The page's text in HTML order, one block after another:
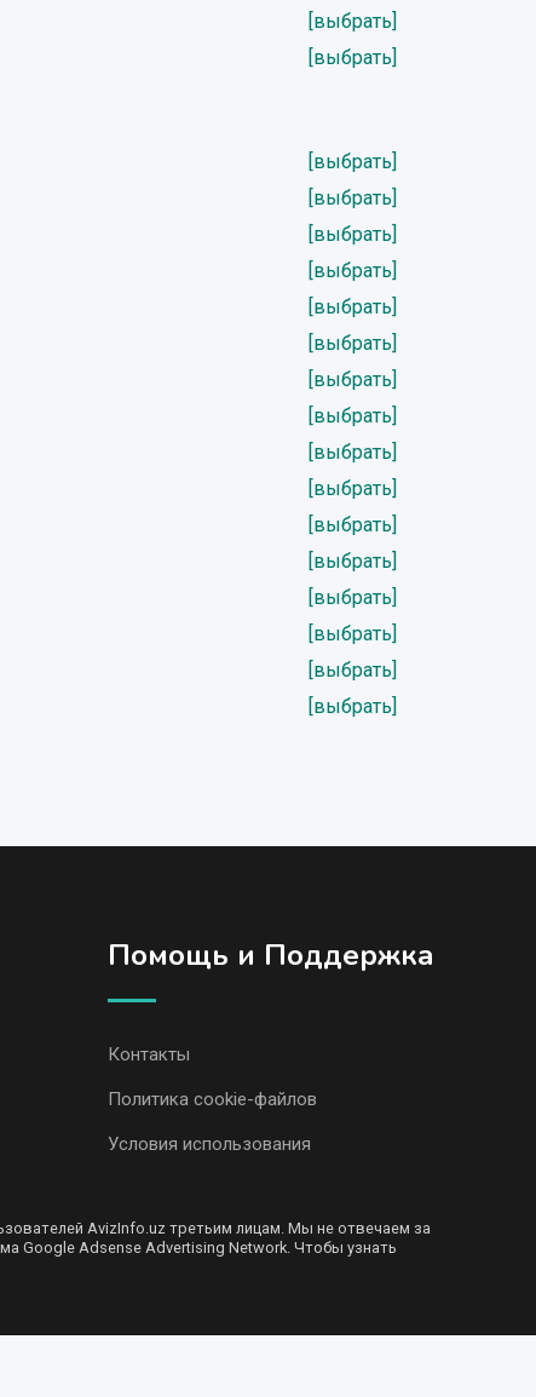
[выбрать]
[выбрать]
[выбрать]
[выбрать]
[выбрать]
[выбрать]
[выбрать]
[выбрать]
[выбрать]
[выбрать]
[выбрать]
[выбрать]
[выбрать]
[выбрать]
[выбрать]
[выбрать]
[выбрать]
[выбрать]
Помощь и Поддержка
Контакты
Политика cookie-файлов
Условия использования
AvizInfo.uz третьим лицам. Мы не отвечаем за
Google Adsense Advertising Network. Чтобы узнать